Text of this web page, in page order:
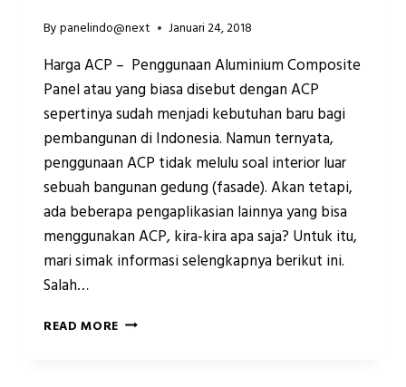
Bypanelindo@next Januari 24, 2018
Harga ACP – Penggunaan Aluminium Composite
Panel atau yang biasa disebut dengan ACP
sepertinya sudah menjadi kebutuhan baru bagi
pembangunan di Indonesia. Namun ternyata,
penggunaan ACP tidak melulu soal interior luar
sebuah bangunan gedung (fasade). Akan tetapi,
ada beberapa pengaplikasian lainnya yang bisa
menggunakan ACP, kira-kira apa saja? Untuk itu,
mari simak informasi selengkapnya berikut ini.
Salah…
READ MORE 6